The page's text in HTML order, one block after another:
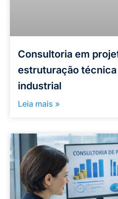
Consultoria em
estruturação
industrial
Leia mais »